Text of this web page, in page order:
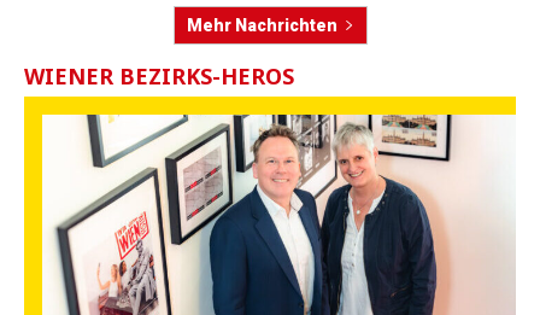
Mehr Nachrichten
WIENER BEZIRKS-HEROS